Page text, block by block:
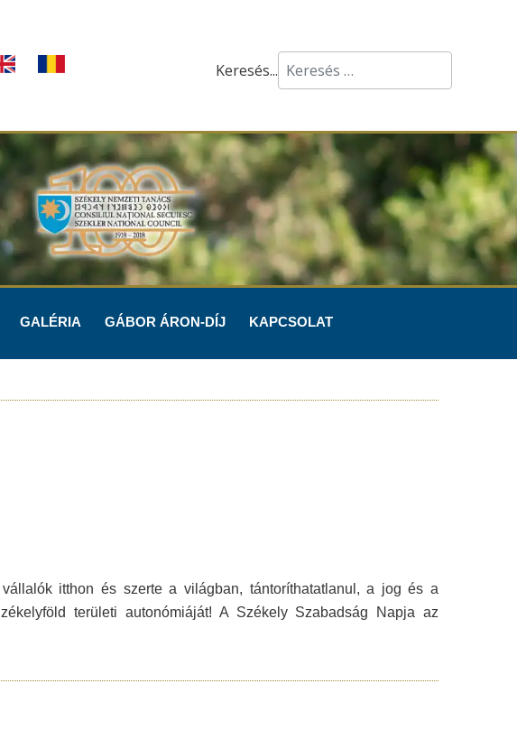
Keresés...
GALÉRIA GÁBOR ÁRON-DÍJ KAPCSOLAT
itthon és szerte a világban, tántoríthatatlanul, a jog és a
területi autonómiáját! A Székely Szabadság Napja az